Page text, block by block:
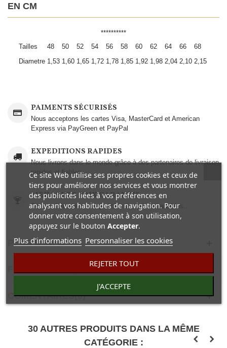
EN CM
**********
Tailles
48 50 52 54 56 58 60 62 64 66
68
Diametre 1,53 1,60 1,65 1,72 1,78 1,85 1,92 1,98 2,04 2,10 2,15
PAIMENTS SÉCURISÉS
Nous acceptons les cartes Visa, MasterCard et American
Express via PayGreen et PayPal
EXPEDITIONS RAPIDES
Nous livrons dans le monde grâce à des partenaires de livraison
rapides et fiables.
MEILLEURS PRIX GARANTIS
Des produits de haute qualité à des prix imbattables..
PLUS D'INFO
FICHE TECHNIQUE
COMENTAIRES(0)
30 AUTRES PRODUITS DANS LA MÊME
CATÉGORIE :
Ce site Web utilise ses propres cookies et ceux de
tiers pour améliorer nos services et vous montrer
des publicités liées à vos préférences en
analysant vos habitudes de navigation. Pour
donner votre consentement à son utilisation,
appuyez sur le bouton Accepter.
Plus d'informations Personnaliser les cookies
REJETER TOUT
J'ACCEPTE